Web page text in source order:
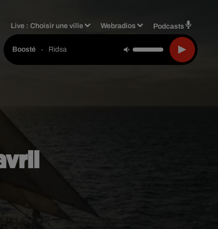
Live :Choisir une ville Webradios Podcasts
Boosté - Ridsa